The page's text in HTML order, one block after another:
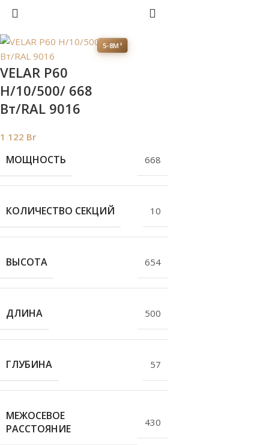
5-8М²
VELAR P60
H/10/500/ 668
Bт/RAL 9016
1 122 Br
МОЩНОСТЬ 668
КОЛИЧЕСТВО СЕКЦИЙ 10
ВЫСОТА 654
ДЛИНА 500
ГЛУБИНА 57
МЕЖОСЕВОЕ
РАССТОЯНИЕ
430